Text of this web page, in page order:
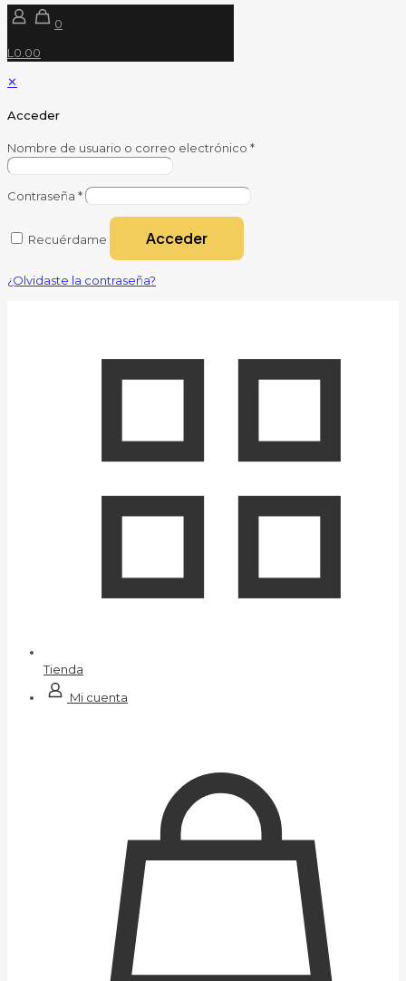
0
L0.00
✕
Acceder
Nombre de usuario o correo electrónico *
Contraseña *
Recuérdame Acceder
¿Olvidaste la contraseña?
Tienda
Mi cuenta